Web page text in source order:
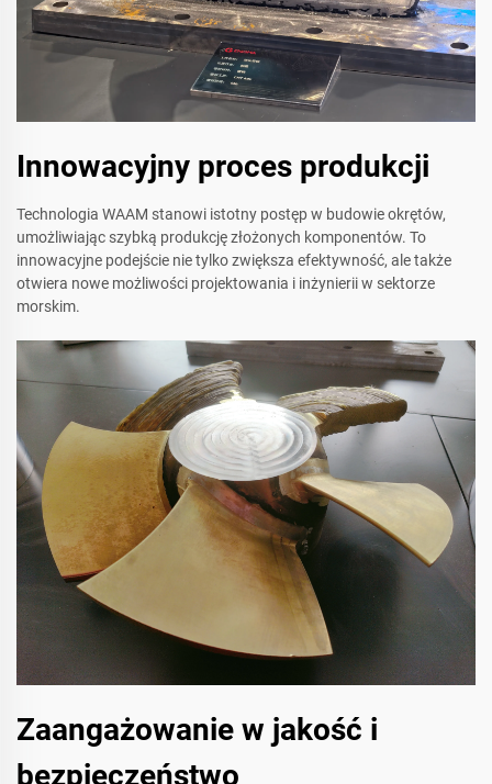
Innowacyjny proces produkcji
Technologia WAAM stanowi istotny postęp w budowie okrętów,
umożliwiając szybką produkcję złożonych komponentów. To
innowacyjne podejście nie tylko zwiększa efektywność, ale także
otwiera nowe możliwości projektowania i inżynierii w sektorze
morskim.
Zaangażowanie w jakość i
bezpieczeństwo